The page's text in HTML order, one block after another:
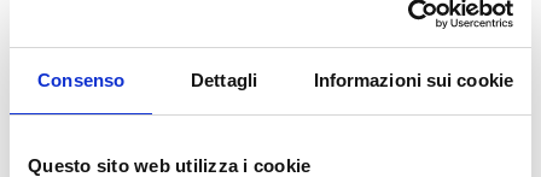
Consenso Dettagli Informazioni sui cookie
Questo sito web utilizza i cookie
23|08|2026 pertanto tutti gli ordini effettuati dal 03|08
a partire dal 24|08|2026
spedizione necessari.